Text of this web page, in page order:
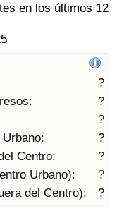
en los últimos 12
?
?
?
?
Centro:
?
Urbano):
?
del Centro):
?